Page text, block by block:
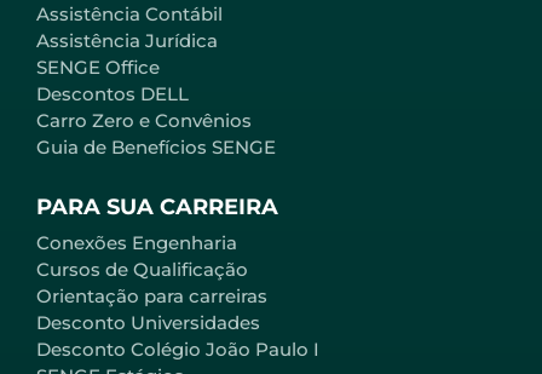
Assistência Contábil
Assistência Jurídica
SENGE Office
Descontos DELL
Carro Zero e Convênios
Guia de Benefícios SENGE
PARA SUA CARREIRA
Conexões Engenharia
Cursos de Qualificação
Orientação para carreiras
Desconto Universidades
Desconto Colégio João Paulo I